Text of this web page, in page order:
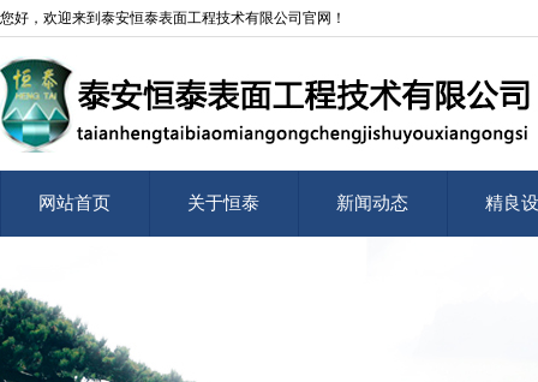
您好，欢迎来到泰安恒泰表面工程技术有限公司官网！
网站首页 关于恒泰 新闻动态 精良